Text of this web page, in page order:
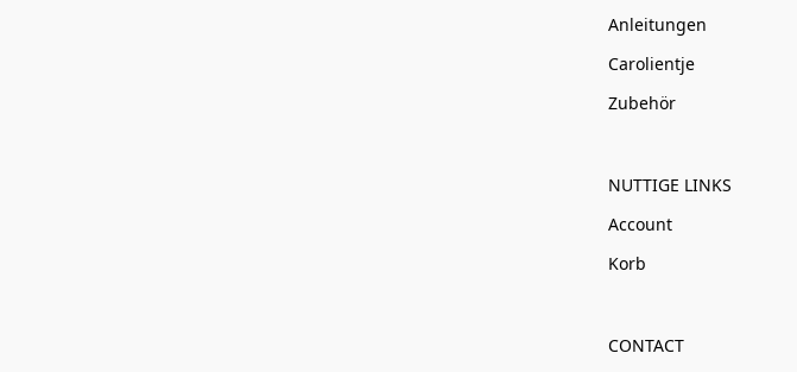
Anleitungen
Carolientje
Zubehör
NUTTIGE LINKS
Account
Korb
CONTACT